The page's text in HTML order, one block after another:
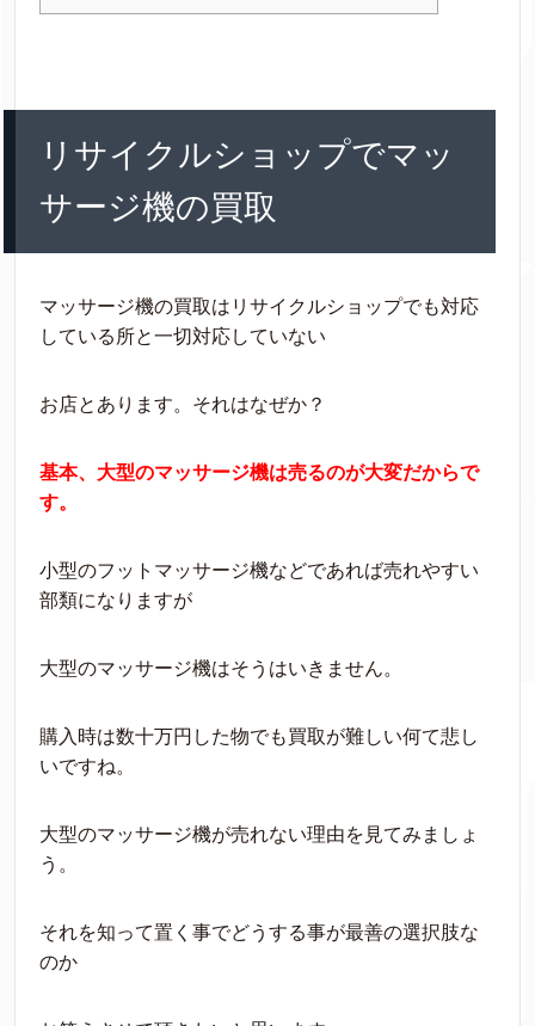
リサイクルショップでマッ
サージ機の買取
マッサージ機の買取はリサイクルショップでも対応
している所と一切対応していない
お店とあります。それはなぜか？
基本、大型のマッサージ機は売るのが大変だからで
す。
小型のフットマッサージ機などであれば売れやすい
部類になりますが
大型のマッサージ機はそうはいきません。
購入時は数十万円した物でも買取が難しい何て悲し
いですね。
大型のマッサージ機が売れない理由を見てみましょ
う。
それを知って置く事でどうする事が最善の選択肢な
のか